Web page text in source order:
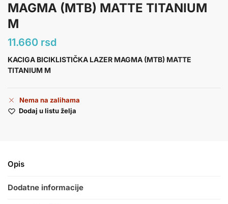
MAGMA (MTB) MATTE TITANIUM
M
11.660 rsd
KACIGA BICIKLISTIČKA LAZER MAGMA (MTB) MATTE
TITANIUM M
Nema na zalihama
Dodaj u listu želja
Opis
Dodatne informacije